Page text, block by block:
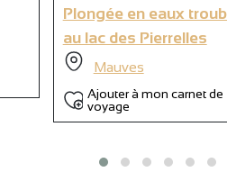
Plongée en eaux
au lac des Pierrelles
Mauves
Ajouter à mon carnet de
voyage